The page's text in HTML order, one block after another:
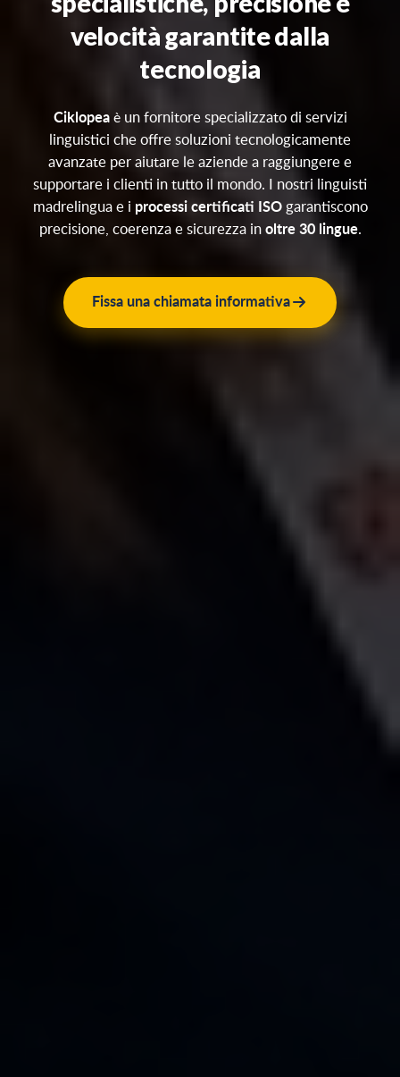
velocità garantite dalla
tecnologia
Ciklopeaè un fornitore specializzato di servizi
linguistici che offre soluzioni tecnologicamente
avanzate per aiutare le aziende a raggiungere e
supportare i clienti in tutto il mondo. I nostri linguisti
madrelingua e i processi certificati ISOgarantiscono
precisione, coerenza e sicurezza in oltre 30 lingue.
Fissa una chiamata informativa